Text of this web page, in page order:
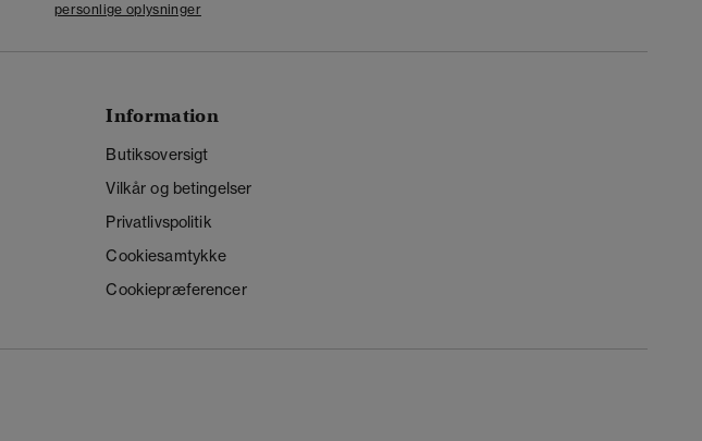
personlige oplysninger
Information
Butiksoversigt
Vilkår og betingelser
Privatlivspolitik
Cookiesamtykke
Cookiepræferencer